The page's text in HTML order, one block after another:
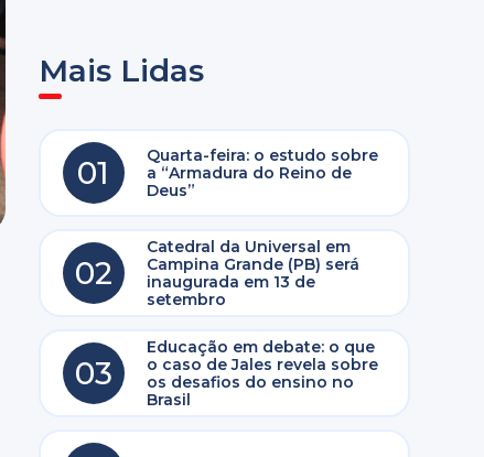
Mais Lidas
01
Quarta-feira: o estudo sobre
a “Armadura do Reino de
Deus”
02
Catedral da Universal em
Campina Grande (PB) será
inaugurada em 13 de
setembro
03
Educação em debate: o que
o caso de Jales revela sobre
os desafios do ensino no
Brasil